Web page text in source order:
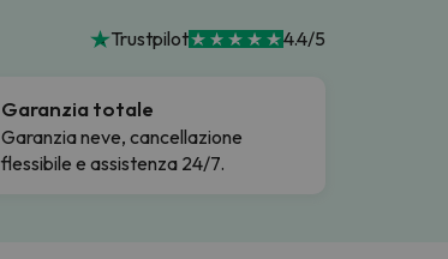
Trustpilot 4.4/5
Garanzia totale
Garanzia neve, cancellazione
flessibile e assistenza 24/7.